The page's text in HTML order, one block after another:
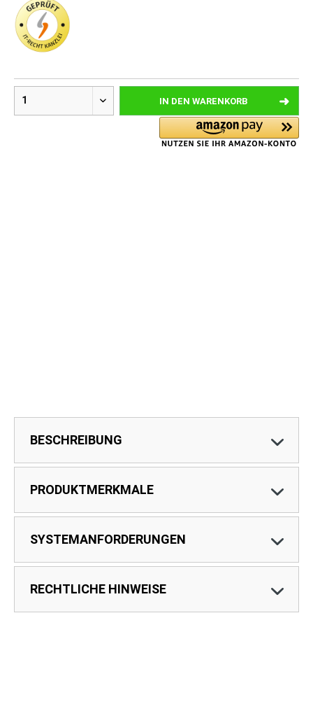
IN DEN WARENKORB
BESCHREIBUNG
PRODUKTMERKMALE
SYSTEMANFORDERUNGEN
RECHTLICHE HINWEISE